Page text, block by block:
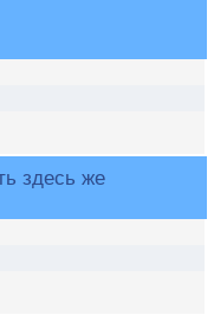
здесь же